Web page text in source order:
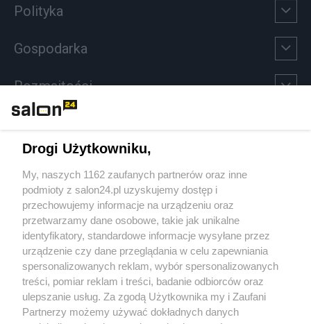
Polityka
Gospodarka
Rozmaitości
Sport
Społeczeństwo
Kultura
X Facebook Instagram Youtube
Drogi Użytkowniku,
My, naszych 1162 zaufanych partnerów oraz inne
podmioty z salon24.pl uzyskujemy dostęp i
przechowujemy informacje na urządzeniu oraz
przetwarzamy dane osobowe, takie jak unikalne
identyfikatory, standardowe informacje wysyłane przez
urządzenie czy dane przeglądania w celu zapewniania
spersonalizowanych reklam, wybór spersonalizowanych
treści, pomiar reklam i treści, badanie odbiorców oraz
ulepszanie usług. Za zgodą Użytkownika my i Zaufani
Partnerzy możemy używać dokładnych danych